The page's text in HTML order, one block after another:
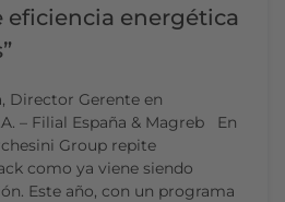
eficiencia energética
Director Gerente en
– Filial España & Magreb En
Group repite
como ya viene siendo
Este año, con un programa